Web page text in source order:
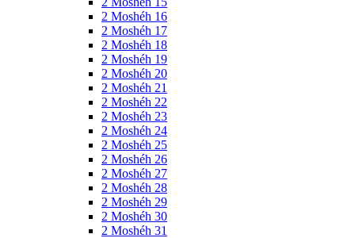
2 Moshéh 16
2 Moshéh 17
2 Moshéh 18
2 Moshéh 19
2 Moshéh 20
2 Moshéh 21
2 Moshéh 22
2 Moshéh 23
2 Moshéh 24
2 Moshéh 25
2 Moshéh 26
2 Moshéh 27
2 Moshéh 28
2 Moshéh 29
2 Moshéh 30
2 Moshéh 31